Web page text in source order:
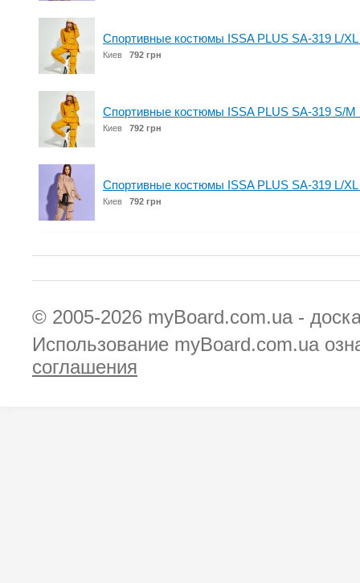
Спортивные костюмы ISSA PLUS SA-319 L/XL
Киев 792 грн
Спортивные костюмы ISSA PLUS SA-319 S/M
Киев 792 грн
Спортивные костюмы ISSA PLUS SA-319 L/
Киев 792 грн
© 2005-2026 myBoard.com.ua -
Использование myBoard.com.ua
соглашения